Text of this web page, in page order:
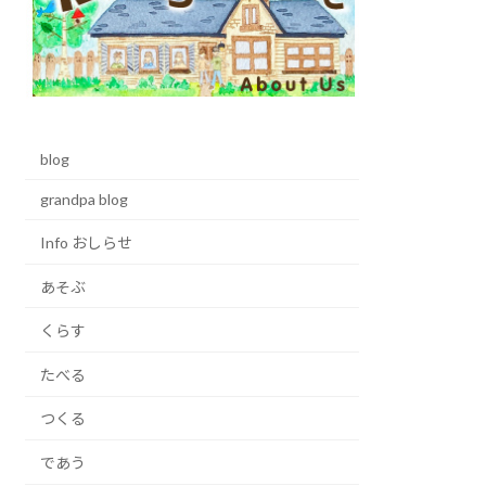
blog
grandpa blog
Info おしらせ
あそぶ
くらす
たべる
つくる
であう